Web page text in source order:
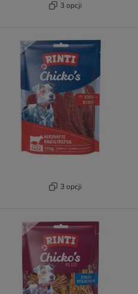
3 opcji
3 opcji